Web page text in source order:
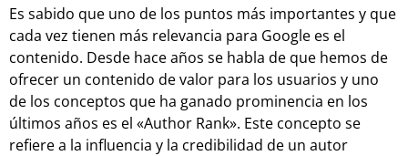
Es sabido que uno de los puntos más importantes y que
cada vez tienen más relevancia para Google es el
contenido. Desde hace años se habla de que hemos de
ofrecer un contenido de valor para los usuarios y uno
de los conceptos que ha ganado prominencia en los
últimos años es el «Author Rank». Este concepto se
refiere a la influencia y la credibilidad de un autor